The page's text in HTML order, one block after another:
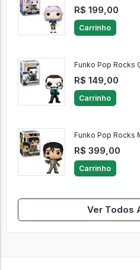
R$ 199,00
Carrinho
Funko Pop Rocks
R$ 149,00
Carrinho
Funko Pop Rocks
R$ 399,00
Carrinho
Ver Todos